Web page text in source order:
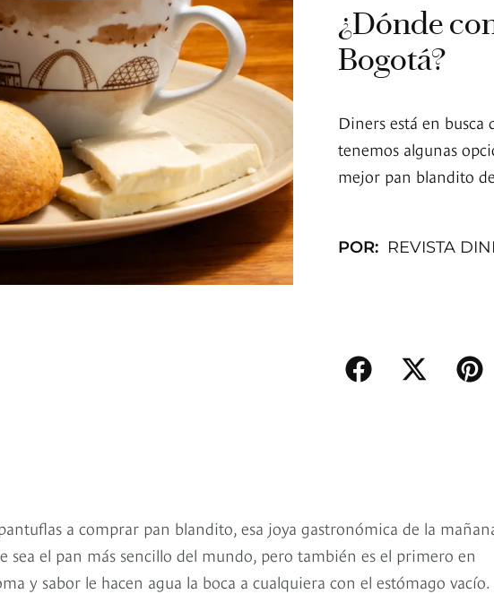
¿Dónde
Bogotá?
Diners está en
tenemos algunas
mejor pan blandito
POR: REVISTA
a comprar pan blandito, esa joya gastronómica de la
sea el pan más sencillo del mundo, pero también es el primero en
y sabor le hacen agua la boca a cualquiera con el estómago vacío.